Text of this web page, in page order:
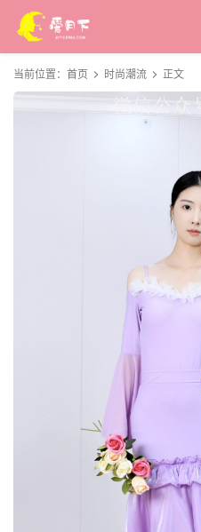
当前位置： 首页 时尚潮流 正文